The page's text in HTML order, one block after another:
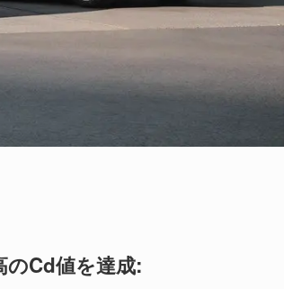
Cd値を達成: